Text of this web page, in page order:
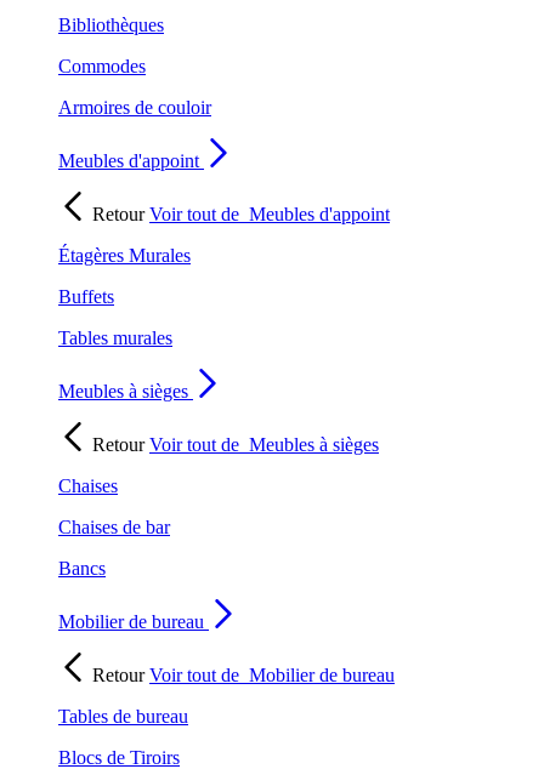
Bibliothèques
Commodes
Armoires de couloir
Meubles d'appoint
RetourVoir tout de Meubles d'appoint
Étagères Murales
Buffets
Tables murales
Meubles à sièges
RetourVoir tout de Meubles à sièges
Chaises
Chaises de bar
Bancs
Mobilier de bureau
RetourVoir tout de Mobilier de bureau
Tables de bureau
Blocs de Tiroirs